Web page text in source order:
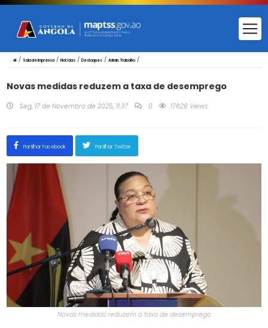
/ Sala de Imprensa/ Notícias/ Destaques/ Admin. Trabalho/
Novas medidas reduzem a taxa de desemprego
Seg, 17 de Novembro de 2025, 11:37 0 17626 Views
Partilhar Facebook Partilhar Twitter
Novas medidas reduzem a taxa de desemprego